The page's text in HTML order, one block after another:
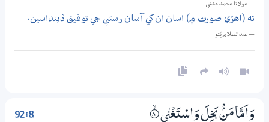
— مولانا محمد مدني
ته (اهڙي صورت ۾) اسان ان کي آسان رستي جي توفيق ڏينداسين.
— عبدالسلام ڀُٽو
92:8 وَاَمَّا مَنْۢ بَخِلَ وَاسْتَغْنٰى 8‏۝ۙ